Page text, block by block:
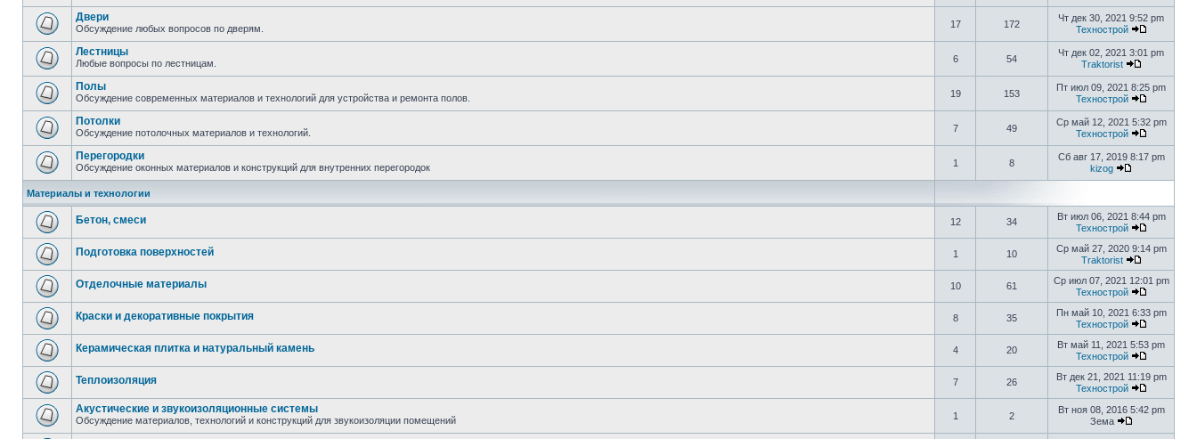
Двери
Обсуждение любых вопросов по дверям. 17 172
Чт дек 30, 2021 9:52 pm
Технострой
Лестницы
Любые вопросы по лестницам. 6 54
Чт дек 02, 2021 3:01 pm
Traktorist
Полы
Обсуждение современных материалов и технологий для устройства и ремонта полов. 19 153
Пт июл 09, 2021 8:25 pm
Технострой
Потолки
Обсуждение потолочных материалов и технологий. 7 49
Ср май 12, 2021 5:32 pm
Технострой
Перегородки
Обсуждение оконных материалов и конструкций для внутренних перегородок 1 8
Сб авг 17, 2019 8:17 pm
kizog
Материалы и технологии
Бетон, смеси 12 34
Вт июл 06, 2021 8:44 pm
Технострой
Подготовка поверхностей 1 10
Ср май 27, 2020 9:14 pm
Traktorist
Отделочные материалы 10 61
Ср июл 07, 2021 12:01 pm
Технострой
Краски и декоративные покрытия 8 35
Пн май 10, 2021 6:33 pm
Технострой
Керамическая плитка и натуральный камень 4 20
Вт май 11, 2021 5:53 pm
Технострой
Теплоизоляция 7 26
Вт дек 21, 2021 11:19 pm
Технострой
Акустические и звукоизоляционные системы
Обсуждение материалов, технологий и конструкций для звукоизоляции помещений 1 2
Вт ноя 08, 2016 5:42 pm
Зема